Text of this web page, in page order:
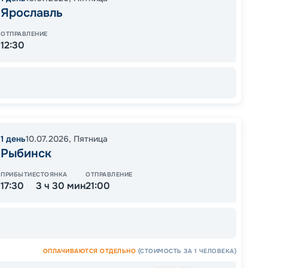
Ярославль
ОТПРАВЛЕНИЕ
12:30
1 день10.07.2026, Пятница
Рыбинск
ПРИБЫТИЕ
17:30
СТОЯНКА
3 ч 30 мин
ОТПРАВЛЕНИЕ
21:00
ОПЛАЧИВАЮТСЯ ОТДЕЛЬНО (СТОИМОСТЬ ЗА 1 ЧЕЛОВЕКА)